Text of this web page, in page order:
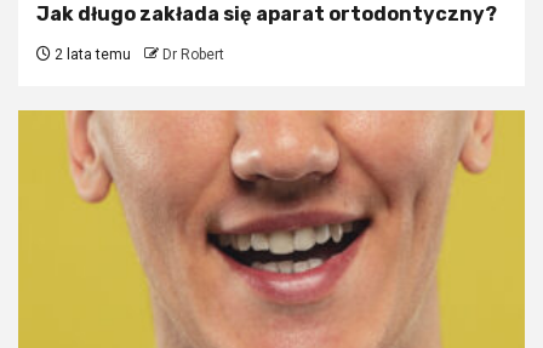
Jak długo zakłada się aparat ortodontyczny?
2 lata temu Dr Robert